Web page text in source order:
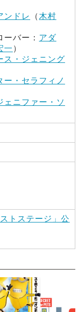
ンドレ （ 木村
バー： アダ
一 ）
ス・ジェニング
ー・セラフィノ
ェニファー・ソ
トステージ」公